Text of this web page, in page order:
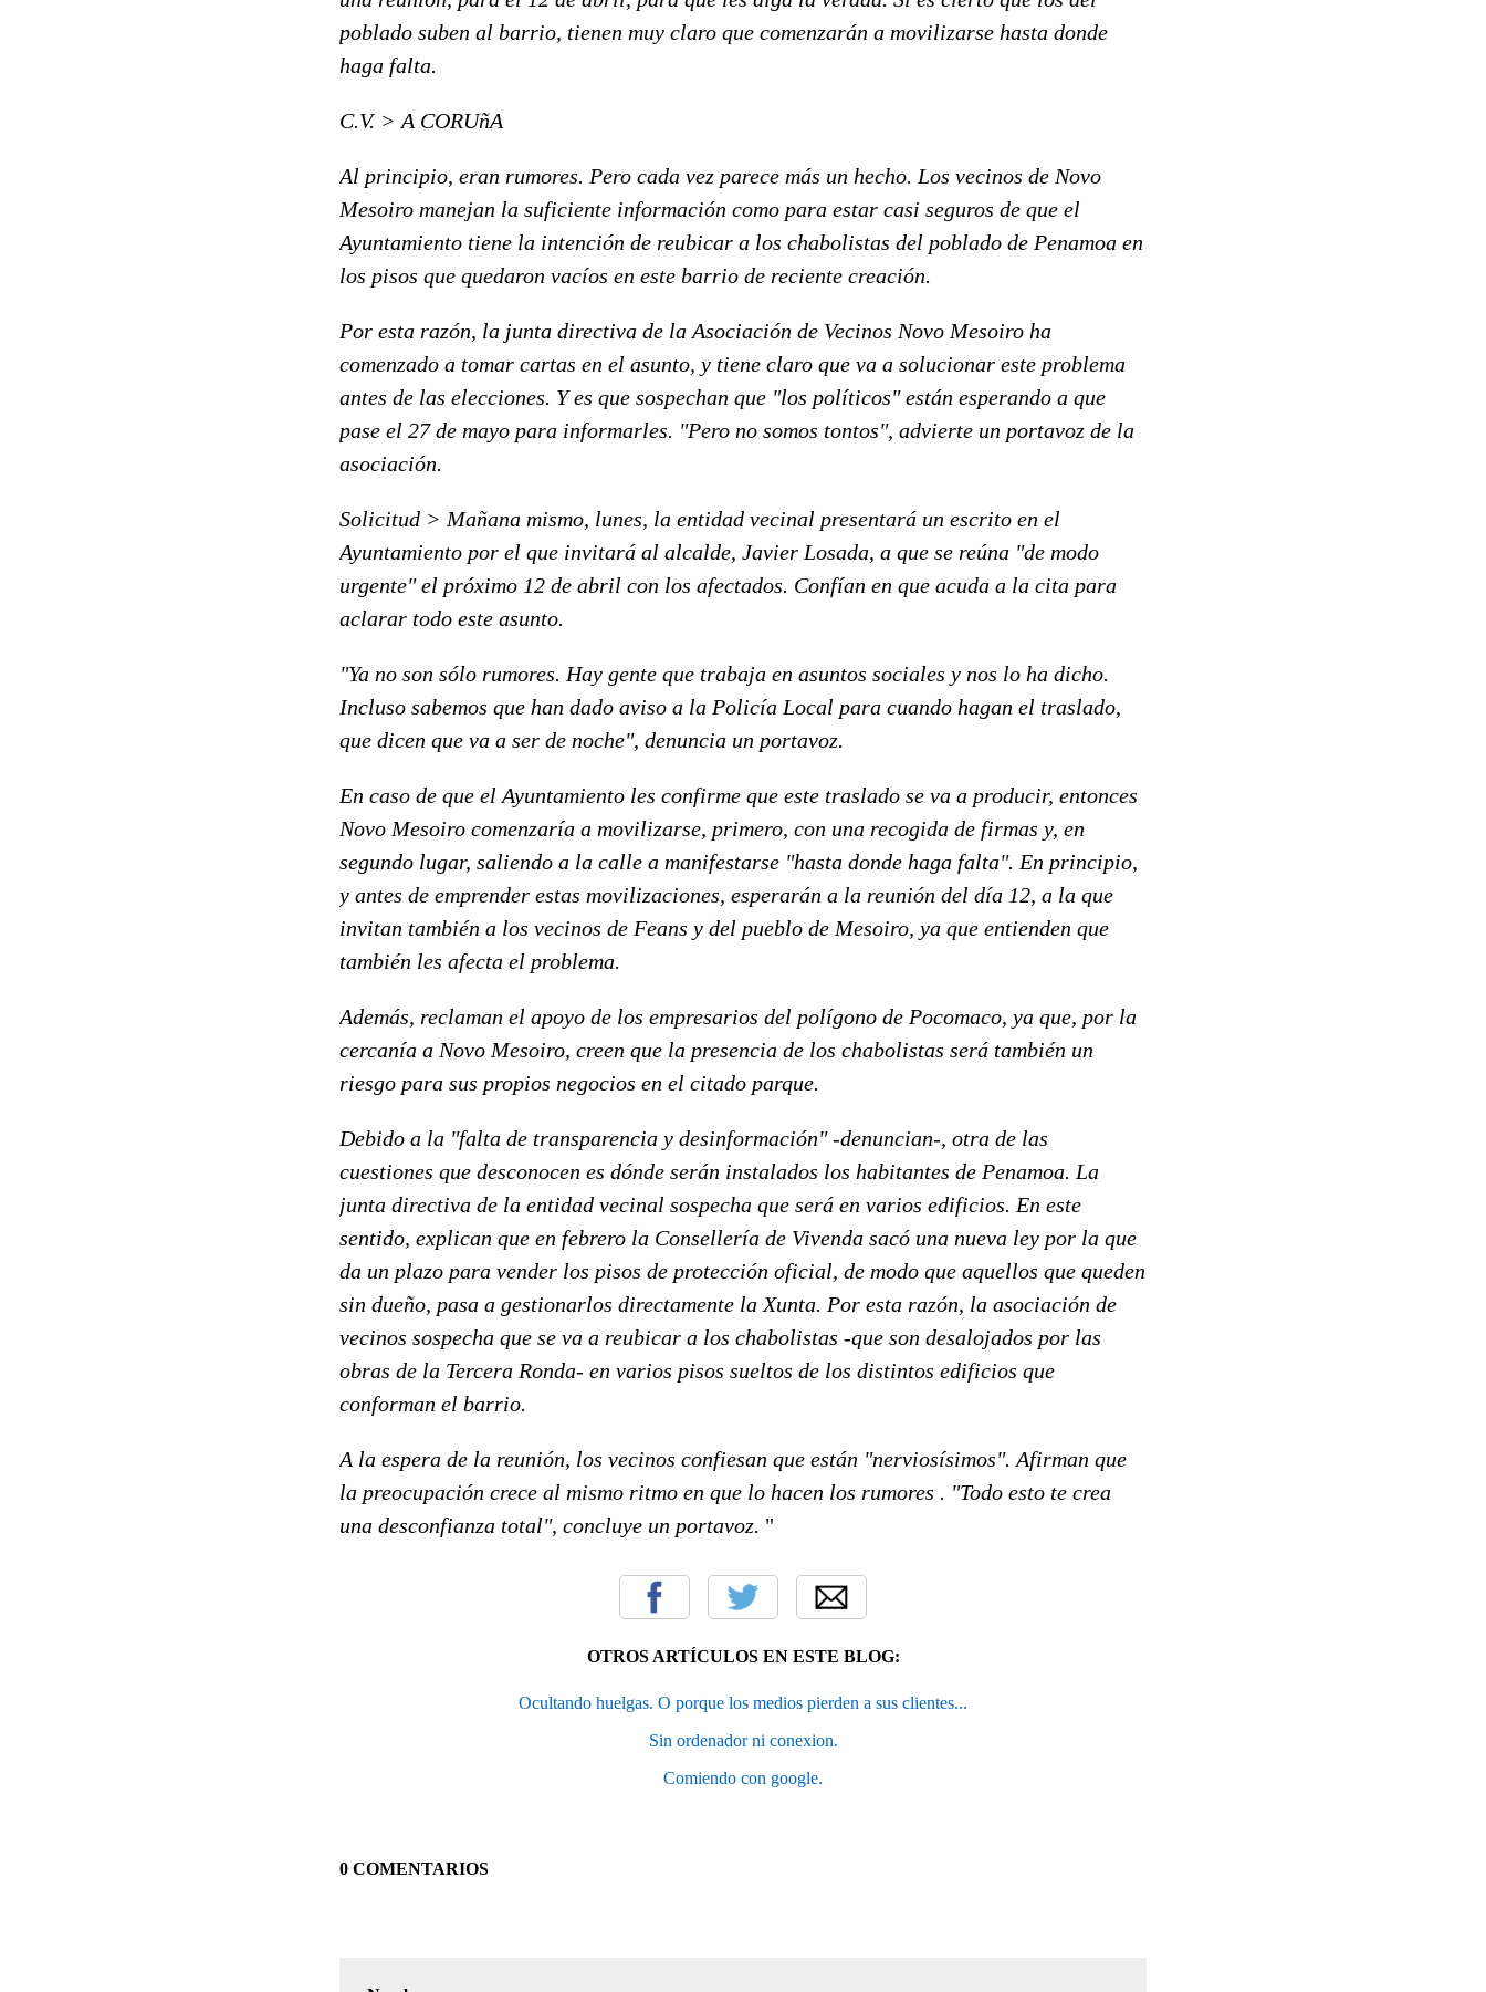
poblado suben al barrio, tienen muy claro que comenzarán a movilizarse hasta donde
haga falta.
C.V. > A CORUñA
Al principio, eran rumores. Pero cada vez parece más un hecho. Los vecinos de Novo
Mesoiro manejan la suficiente información como para estar casi seguros de que el
Ayuntamiento tiene la intención de reubicar a los chabolistas del poblado de Penamoa en
los pisos que quedaron vacíos en este barrio de reciente creación.
Por esta razón, la junta directiva de la Asociación de Vecinos Novo Mesoiro ha
comenzado a tomar cartas en el asunto, y tiene claro que va a solucionar este problema
antes de las elecciones. Y es que sospechan que "los políticos" están esperando a que
pase el 27 de mayo para informarles. "Pero no somos tontos", advierte un portavoz de la
asociación.
Solicitud > Mañana mismo, lunes, la entidad vecinal presentará un escrito en el
Ayuntamiento por el que invitará al alcalde, Javier Losada, a que se reúna "de modo
urgente" el próximo 12 de abril con los afectados. Confían en que acuda a la cita para
aclarar todo este asunto.
"Ya no son sólo rumores. Hay gente que trabaja en asuntos sociales y nos lo ha dicho.
Incluso sabemos que han dado aviso a la Policía Local para cuando hagan el traslado,
que dicen que va a ser de noche", denuncia un portavoz.
En caso de que el Ayuntamiento les confirme que este traslado se va a producir, entonces
Novo Mesoiro comenzaría a movilizarse, primero, con una recogida de firmas y, en
segundo lugar, saliendo a la calle a manifestarse "hasta donde haga falta". En principio,
y antes de emprender estas movilizaciones, esperarán a la reunión del día 12, a la que
invitan también a los vecinos de Feans y del pueblo de Mesoiro, ya que entienden que
también les afecta el problema.
Además, reclaman el apoyo de los empresarios del polígono de Pocomaco, ya que, por la
cercanía a Novo Mesoiro, creen que la presencia de los chabolistas será también un
riesgo para sus propios negocios en el citado parque.
Debido a la "falta de transparencia y desinformación" -denuncian-, otra de las
cuestiones que desconocen es dónde serán instalados los habitantes de Penamoa. La
junta directiva de la entidad vecinal sospecha que será en varios edificios. En este
sentido, explican que en febrero la Consellería de Vivenda sacó una nueva ley por la que
da un plazo para vender los pisos de protección oficial, de modo que aquellos que queden
sin dueño, pasa a gestionarlos directamente la Xunta. Por esta razón, la asociación de
vecinos sospecha que se va a reubicar a los chabolistas -que son desalojados por las
obras de la Tercera Ronda- en varios pisos sueltos de los distintos edificios que
conforman el barrio.
A la espera de la reunión, los vecinos confiesan que están "nerviosísimos". Afirman que
la preocupación crece al mismo ritmo en que lo hacen los rumores . "Todo esto te crea
una desconfianza total", concluye un portavoz. "
OTROS ARTÍCULOS EN ESTE BLOG:
Ocultando huelgas. O porque los medios pierden a sus clientes...
Sin ordenador ni conexion.
Comiendo con google.
0 COMENTARIOS